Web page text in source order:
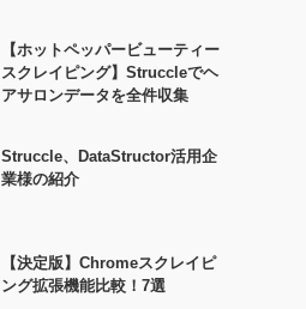
【ホットペッパービューティー
スクレイピング】Struccleでヘ
アサロンデータを全件収集
Struccle、DataStructor活用企
業様の紹介
【決定版】Chromeスクレイピ
ング拡張機能比較！7選